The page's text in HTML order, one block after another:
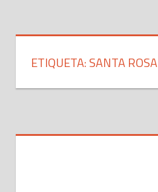
ETIQUETA: SANTA ROSA